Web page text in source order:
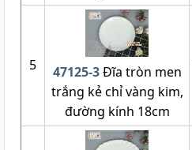
5 47125-3Đĩa tròn men
trắng kẻ chỉ vàng kim,
đường kính 18cm